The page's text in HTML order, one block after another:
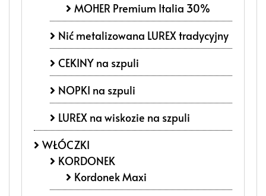
MOHER Premium Italia 30%
Nić metalizowana LUREX tradycyjny
CEKINY na szpuli
NOPKI na szpuli
LUREX na wiskozie na szpuli
WŁÓCZKI
KORDONEK
Kordonek Maxi